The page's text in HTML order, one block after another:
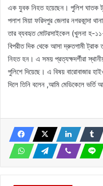
এক যুবক নিহত হয়েছেন। পুলিশ ঘাতক
পলাশ মিয়া ফরিদপুর জেলার নগরকান্দা
তার ব্যবহৃত মোটরসাইকেল (খুলনা হ-
বিপরীত দিক থেকে আসা দ্রুতগামী
নিহত হন। এ সময় প্রত্যক্ষদর্শীরা
পুলিশে দিয়েছে। এ বিষয় বারোবাজার
দিলে তিনি বলেন ,আমি মেডিকেলে